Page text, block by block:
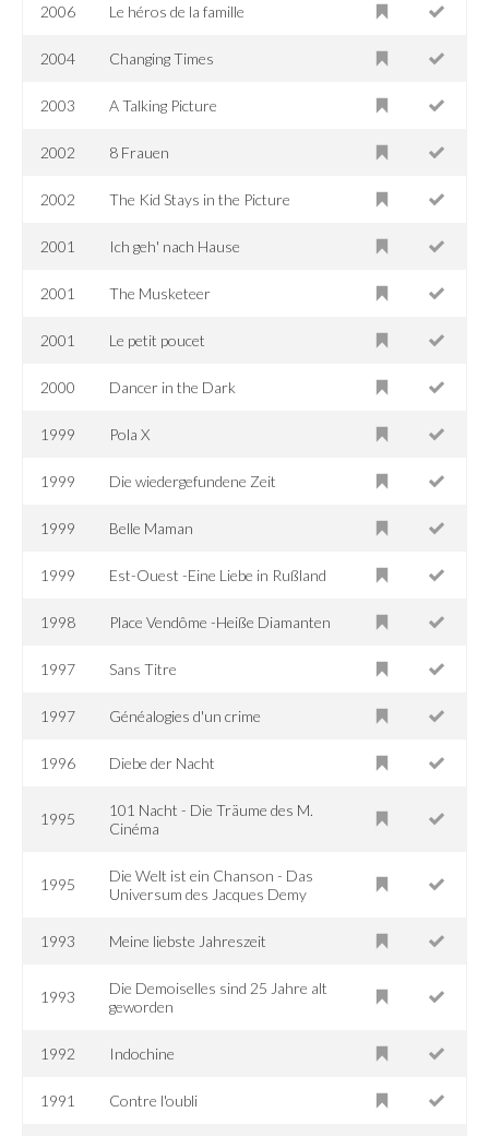
2006 Le héros de la famille
2004 Changing Times
2003 A Talking Picture
2002 8 Frauen
2002 The Kid Stays in the Picture
2001 Ich geh' nach Hause
2001 The Musketeer
2001 Le petit poucet
2000 Dancer in the Dark
1999 Pola X
1999 Die wiedergefundene Zeit
1999 Belle Maman
1999 Est-Ouest -Eine Liebe in Rußland
1998 Place Vendôme -Heiße Diamanten
1997 Sans Titre
1997 Généalogies d'un crime
1996 Diebe der Nacht
1995
101 Nacht - Die Träume des M.
Cinéma
1995
Die Welt ist ein Chanson - Das
Universum des Jacques Demy
1993 Meine liebste Jahreszeit
1993
Die Demoiselles sind 25 Jahre alt
geworden
1992 Indochine
1991 Contre l'oubli